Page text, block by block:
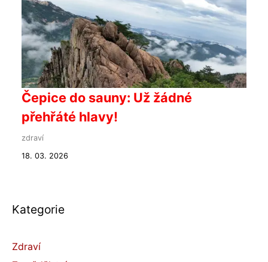
Čepice do sauny: Už žádné
přehřáté hlavy!
zdraví
18. 03. 2026
Kategorie
Zdraví